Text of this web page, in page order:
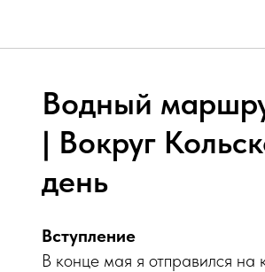
Водный
| Вокруг
день
Вступление
В конце мая я отправился на